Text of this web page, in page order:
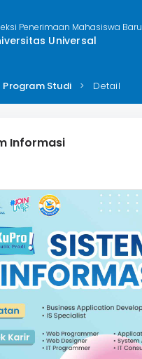
Penerimaan Mahasiswa Baru
Universal
Program Studi > Detail
Informasi